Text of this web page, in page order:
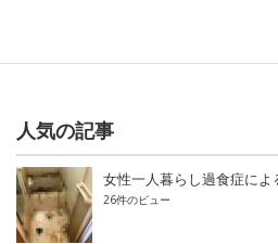
人気の記事
女性一人暮らし過食症によ
26件のビュー